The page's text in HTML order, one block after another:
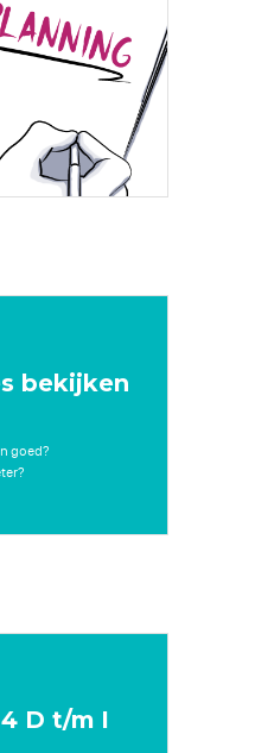
bekijken
goed?
D t/m I